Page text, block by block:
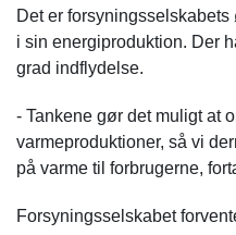
Det er
i sin energiproduktion. Der
grad indflydelse.
- Tankene gør det muligt at
varmeproduktioner, så vi
på varme til forbrugerne,
Forsyningsselskabet